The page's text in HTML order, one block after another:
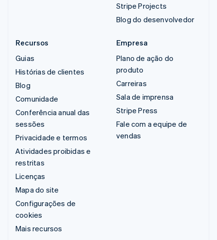
Stripe Projects
Blog do desenvolvedor
Recursos
Guias
Histórias de clientes
Blog
Comunidade
Conferência anual das
sessões
Privacidade e termos
Atividades proibidas e
restritas
Licenças
Mapa do site
Configurações de
cookies
Mais recursos
Empresa
Plano de ação do
produto
Carreiras
Sala de imprensa
Stripe Press
Fale com a equipe de
vendas